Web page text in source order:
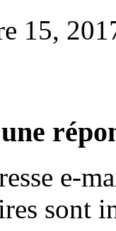
15,
e-
sont